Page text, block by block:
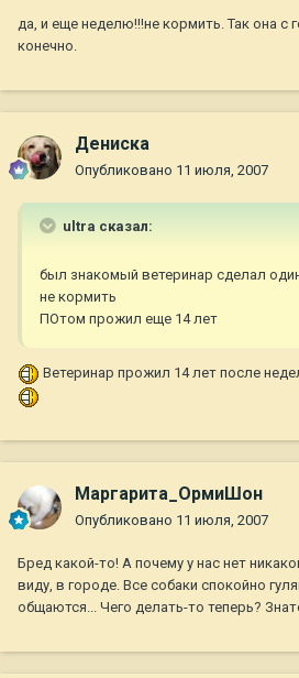
да, и еще неделю!!!не кормить. Так она с
конечно.
Дениска
Опубликовано 11 июля, 2007
ultra сказал:
был знакомый ветеринар сделал
не кормить
ПОтом прожил еще 14 лет
Ветеринар прожил 14 лет после
Маргарита_ОрмиШон
Опубликовано 11 июля, 2007
Бред какой-то! А почему у нас нет
виду, в городе. Все собаки спокойно
общаются... Чего делать-то теперь?